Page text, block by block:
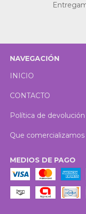
NAVEGACIÓN
INICIO
CONTACTO
Política de devolución
Que comercializamos
MEDIOS DE PAGO